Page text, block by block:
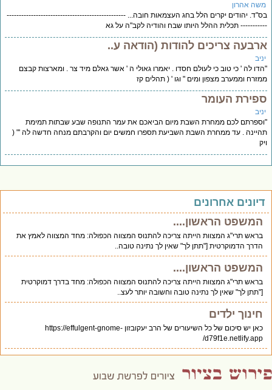
משה אהרון
בס"ד. יהודים יקרים הלל בחג העצמאות חובה... -------------------------------------------------
----------- תכלית ההלל היותו שבח והודיה לקב"ה על גא
ארבעה צריכים להודות (הודאה ע..
יניב
"הדו לה ' כי טוב כי לעולם חסדו . יאמרו גאולי ה ' אשר גאלם מיד צר . ומארצות קבצם
ממזרח וממערב מצפון ומים " וגו ' ( תהלים קז
ספירת העומר
יניב
"וספרתם לכם ממחרת השבת מיום הביאכם את עמר התנופה שבע שבתות תמימת
תהיינה . עד ממחרת השבת השביעת תספרו חמשים יום והקרבתם מנחה חדשה לה '" (
ויק
דיונים אחרונים
המשפט הראשון....
בראש תרי"ג המצוות הייתה צריכה להתנוס המצווה הכפולה: מחד המצווה לאמץ את
הדרך הדמוקרטית ["תתן לך" שאין לך נתינה טובה..
המשפט הראשון....
בראש תרי"ג המצוות הייתה צריכה להתנוס המצווה הכפולה: מחד בדרך דמוקרטית
["תתן לך" שאין לך נתינה טובה וחשובה יותר לעצ..
חינוך ילדים
כאן יש סיכום של כל השיעורים של הרב יעקובזון https://effulgent-gnome-
d79f1e.netlify.app/